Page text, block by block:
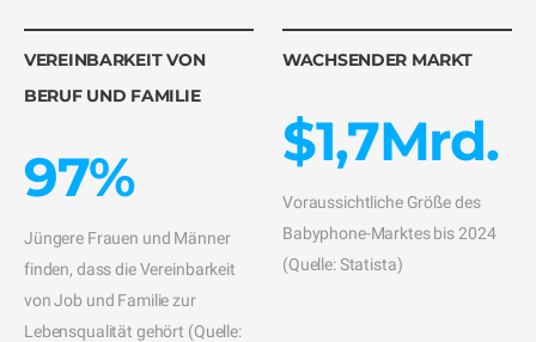
VEREINBARKEIT VON
BERUF UND FAMILIE
97%
Jüngere Frauen und Männer
finden, dass die Vereinbarkeit
von Job und Familie zur
Lebensqualität gehört (Quelle:
WACHSENDER MARKT
$1,7Mrd.
Voraussichtliche Größe des
Babyphone-Marktes bis 2024
(Quelle: Statista)